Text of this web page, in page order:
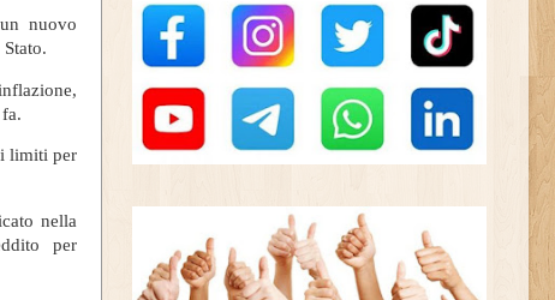
nuovo
limiti per
nella
per